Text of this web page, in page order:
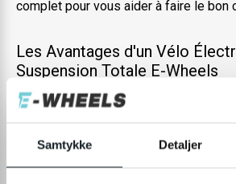
Samtykke Detaljer
complet pour vous aider à faire le bon
Les Avantages d'un Vélo
Suspension Totale E-Wheels
aspérités du terrain. Nos vélos
complète absorbent les chocs et